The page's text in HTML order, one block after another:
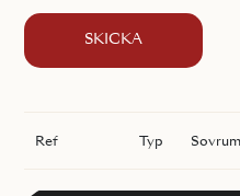
SKICKA
Ref Typ Sovrum